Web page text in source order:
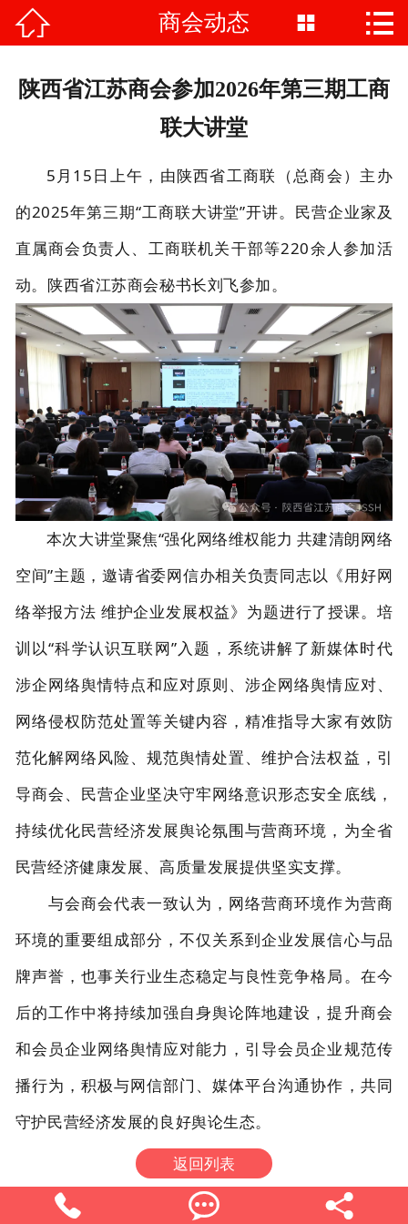
 首页
会员风采
党建工作
政策法规
商会服务
联系我们
 商会动态  
陕西省江苏商会参加2026年第三期工商
联大讲堂
5月15日上午，由陕西省工商联（总商会）主办
的2025年第三期“工商联大讲堂”开讲。民营企业家及
直属商会负责人、工商联机关干部等220余人参加活
动。陕西省江苏商会秘书长刘飞参加。
本次大讲堂聚焦“强化网络维权能力 共建清朗网络
空间”主题，邀请省委网信办相关负责同志以《用好网
络举报方法 维护企业发展权益》为题进行了授课。培
训以“科学认识互联网”入题，系统讲解了新媒体时代
涉企网络舆情特点和应对原则、涉企网络舆情应对、
网络侵权防范处置等关键内容，精准指导大家有效防
范化解网络风险、规范舆情处置、维护合法权益，引
导商会、民营企业坚决守牢网络意识形态安全底线，
持续优化民营经济发展舆论氛围与营商环境，为全省
民营经济健康发展、高质量发展提供坚实支撑。
与会商会代表一致认为，网络营商环境作为营商
环境的重要组成部分，不仅关系到企业发展信心与品
牌声誉，也事关行业生态稳定与良性竞争格局。在今
后的工作中将持续加强自身舆论阵地建设，提升商会
和会员企业网络舆情应对能力，引导会员企业规范传
播行为，积极与网信部门、媒体平台沟通协作，共同
守护民营经济发展的良好舆论生态。
返回列表
  